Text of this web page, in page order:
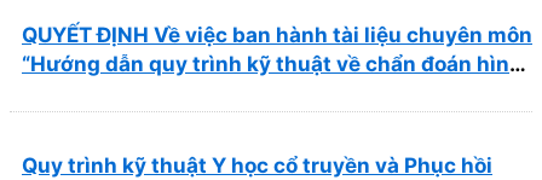
QUYẾT ĐỊNH Về việc ban hành tài liệu chuyên môn
“Hướng dẫn quy trình kỹ thuật về chẩn đoán hình
Quy trình kỹ thuật Y học cổ truyền và Phục hồi